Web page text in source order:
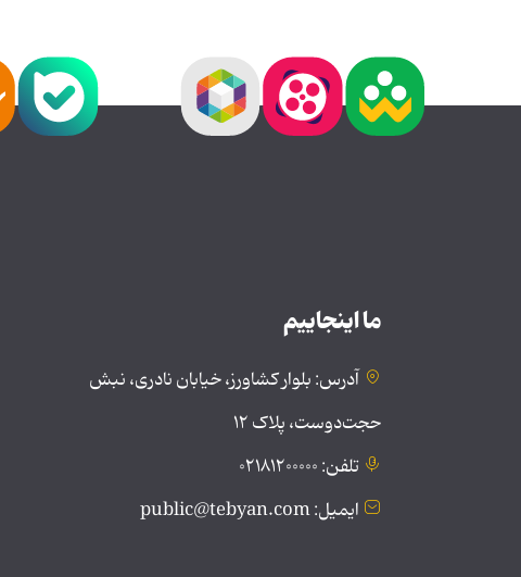
ما اینجاییم
آدرس: بلوار کشاورز، خیابان نادری، نبش
حجت‌دوست، پلاک ۱۲
تلفن: ۰۲۱۸۱۲۰۰۰۰۰
ایمیل: public@tebyan.com